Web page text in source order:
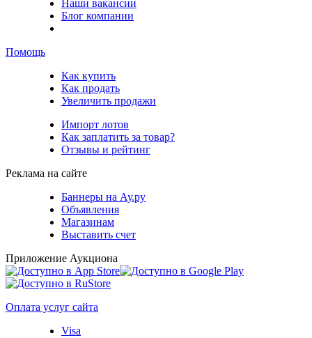
Наши вакансии
Блог компании
Помощь
Как купить
Как продать
Увеличить продажи
Импорт лотов
Как заплатить за товар?
Отзывы и рейтинг
Реклама на сайте
Баннеры на Ау.ру
Объявления
Магазинам
Выставить счет
Приложение Аукциона
Оплата услуг сайта
Visa